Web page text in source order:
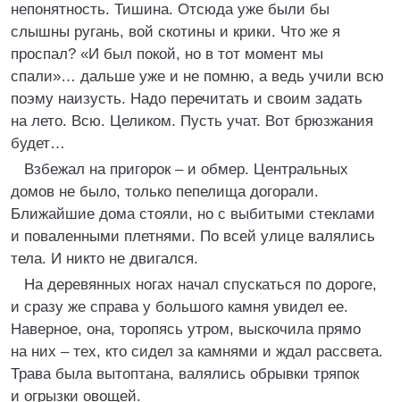
непонятность. Тишина. Отсюда уже были бы
слышны ругань, вой скотины и крики. Что же я
проспал? «И был покой, но в тот момент мы
спали»… дальше уже и не помню, а ведь учили всю
поэму наизусть. Надо перечитать и своим задать
на лето. Всю. Целиком. Пусть учат. Вот брюзжания
будет…
Взбежал на пригорок – и обмер. Центральных
домов не было, только пепелища догорали.
Ближайшие дома стояли, но с выбитыми стеклами
и поваленными плетнями. По всей улице валялись
тела. И никто не двигался.
На деревянных ногах начал спускаться по дороге,
и сразу же справа у большого камня увидел ее.
Наверное, она, торопясь утром, выскочила прямо
на них – тех, кто сидел за камнями и ждал рассвета.
Трава была вытоптана, валялись обрывки тряпок
и огрызки овощей.